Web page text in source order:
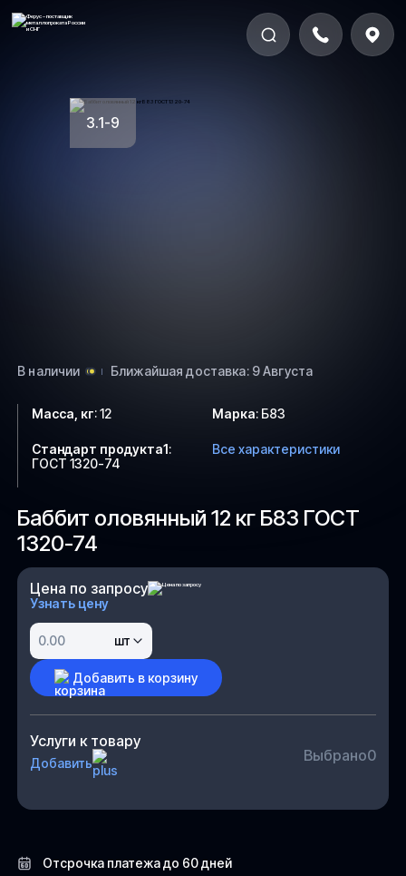
3.1-9
В наличии Ближайшая доставка: 9 Августа
Баббит оловянный 12 кг Б83 ГОСТ
1320-74
Отсрочка платежа до 60 дней
Цена по запросу
Узнать цену
шт
Добавить в корзину
Услуги к товару
Добавить Выбрано0
Масса, кг:12 Марка: Б83
Стандарт продукта1:
ГОСТ 1320-74
Все характеристики